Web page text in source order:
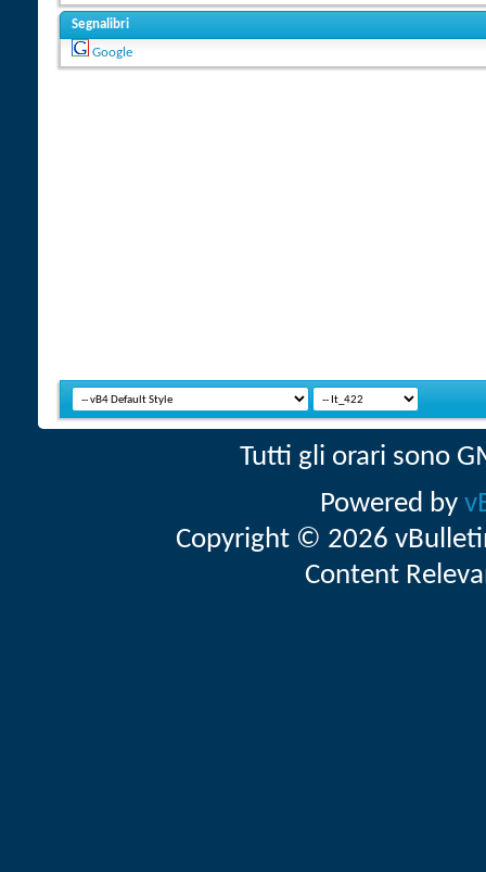
Segnalibri
Google
Tutti gli orari sono
Powered by
Copyright © 2026
Content